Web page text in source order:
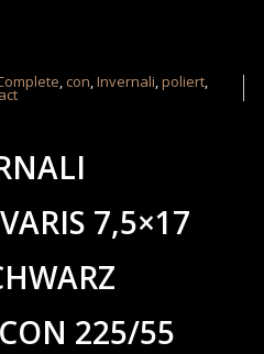
, con,Invernali,poliert,
7,5×17
225/55